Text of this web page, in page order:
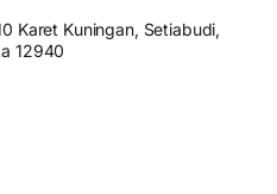
Karet Kuningan, Setiabudi,
12940